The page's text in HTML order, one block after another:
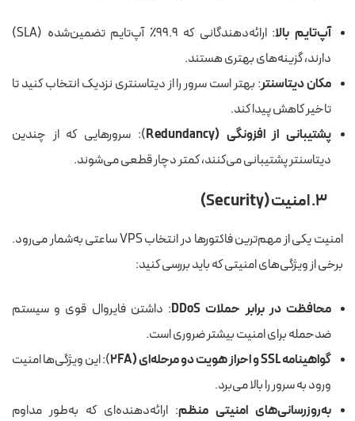
آپ‌تایم بالا
: ارائه‌دهندگانی که ۹۹.۹٪ آپ‌تایم تضمین‌شده (SLA)
دارند، گزینه‌های بهتری هستند.
مکان دیتاسنتر: بهتر است سرور را از دیتاسنتری نزدیک انتخاب کنید تا
تاخیر کاهش پیدا کند.
پشتیبانی از افزونگی (Redundancy
): سرورهایی که از چندین
دیتاسنتر پشتیبانی می‌کنند، کمتر دچار قطعی می‌شوند.
۳. امنیت (Security)
امنیت یکی از مهم‌ترین فاکتورها در انتخاب VPS ساعتی به‌شمار می‌رود.
برخی از ویژگی‌های امنیتی که باید بررسی کنید:
محافظت در برابر حملات DDoS
: داشتن فایروال قوی و سیستم
ضدحمله برای امنیت بیشتر ضروری است.
گواهینامه SSL و احراز هویت دو مرحله‌ای (2FA
): این ویژگی‌ها امنیت
ورود به سرور را بالا می‌برد.
به‌روزرسانی‌های امنیتی منظم: ارائه‌دهنده‌ای که به‌طور مداوم